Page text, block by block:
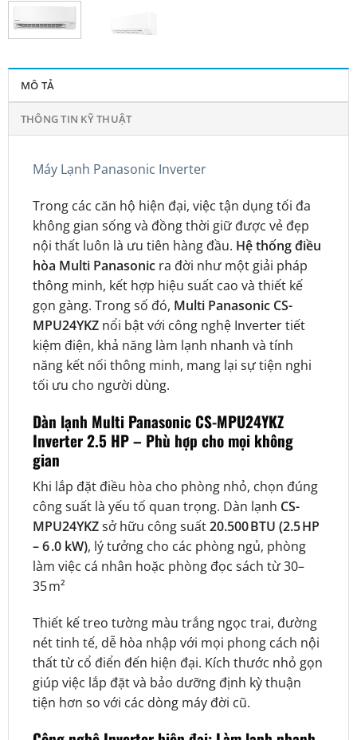
MÔ TẢ
THÔNG TIN KỸ THUẬT
Máy Lạnh Panasonic Inverter
Trong các căn hộ hiện đại, việc tận dụng tối đa
không gian sống và đồng thời giữ được vẻ đẹp
nội thất luôn là ưu tiên hàng đầu. Hệ thống điều
hòa Multi Panasonicra đời như một giải pháp
thông minh, kết hợp hiệu suất cao và thiết kế
gọn gàng. Trong số đó, Multi Panasonic CS-
MPU24YKZ nổi bật với công nghệ Inverter tiết
kiệm điện, khả năng làm lạnh nhanh và tính
năng kết nối thông minh, mang lại sự tiện nghi
tối ưu cho người dùng.
Dàn lạnh Multi Panasonic CS-MPU24YKZ
Inverter 2.5 HP– Phù hợp cho mọi không
gian
Khi lắp đặt điều hòa cho phòng nhỏ, chọn đúng
công suất là yếu tố quan trọng. Dàn lạnh CS-
MPU24YKZsở hữu công suất20.500 BTU (2.5 HP
– 6 .0 kW), lý tưởng cho các phòng ngủ, phòng
làm việc cá nhân hoặc phòng đọc sách từ 30–
35 m²
Thiết kế treo tường màu trắng ngọc trai, đường
nét tinh tế, dễ hòa nhập với mọi phong cách nội
thất từ cổ điển đến hiện đại. Kích thước nhỏ gọn
giúp việc lắp đặt và bảo dưỡng định kỳ thuận
tiện hơn so với các dòng máy đời cũ.